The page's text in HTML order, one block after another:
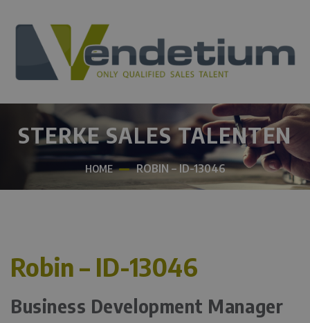
STERKE SALES TALENTEN
HOME ROBIN – ID-13046
Robin – ID-13046
Business Development Manager